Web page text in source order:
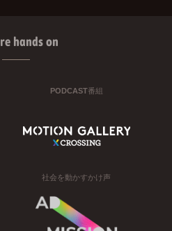
hands on
PODCAST番組
社会を動かすかけ声